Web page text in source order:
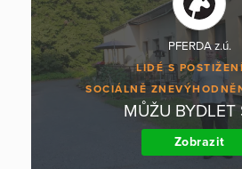
PFERDA z.ú.
LIDÉ S
SOCIÁLNĚ
MŮŽU BYDLET
Zobrazit